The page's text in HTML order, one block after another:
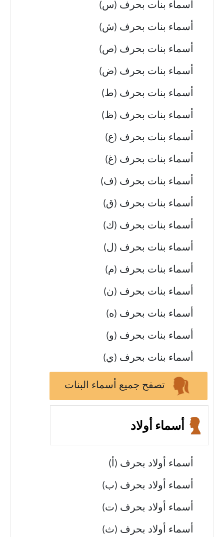
أسماء بنات بحرف (س)
أسماء بنات بحرف (ش)
أسماء بنات بحرف (ص)
أسماء بنات بحرف (ض)
أسماء بنات بحرف (ط)
أسماء بنات بحرف (ظ)
أسماء بنات بحرف (ع)
أسماء بنات بحرف (غ)
أسماء بنات بحرف (ف)
أسماء بنات بحرف (ق)
أسماء بنات بحرف (ك)
أسماء بنات بحرف (ل)
أسماء بنات بحرف (م)
أسماء بنات بحرف (ن)
أسماء بنات بحرف (ه)
أسماء بنات بحرف (و)
أسماء بنات بحرف (ي)
تصفح جميع أسماء البنات
أسماء أولاد
أسماء أولاد بحرف (أ)
أسماء أولاد بحرف (ب)
أسماء أولاد بحرف (ت)
أسماء أولاد بحرف (ث)